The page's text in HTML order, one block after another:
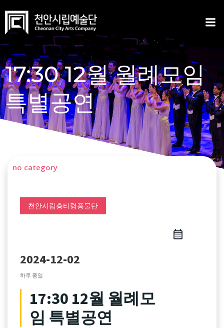
content
17:30 12월 월례모임
특별공연
no category
천안시립흥타령풍물단
2024-12-02
하루 종일
17:30 12월 월례모
임 특별공연